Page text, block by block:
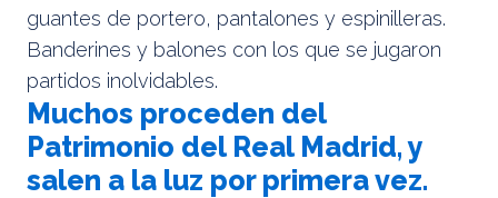
guantes de portero, pantalones y espinilleras.
Banderines y balones con los que se jugaron
partidos inolvidables.
Muchos proceden del
Patrimonio del Real Madrid, y
salen a la luz por primera vez.